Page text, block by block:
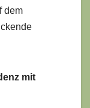
dem
mit